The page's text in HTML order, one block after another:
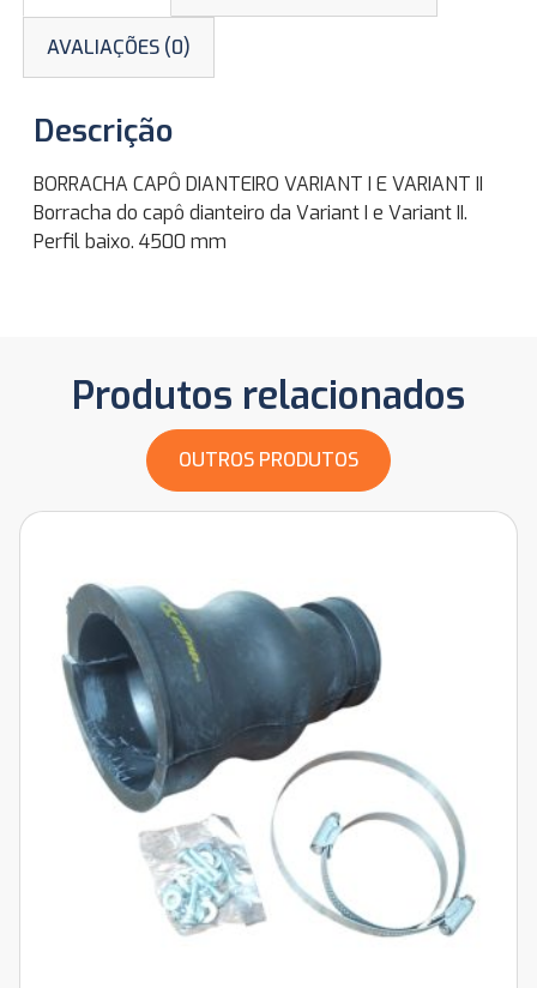
AVALIAÇÕES (0)
Descrição
BORRACHA CAPÔ DIANTEIRO VARIANT I E VARIANT II
Borracha do capô dianteiro da Variant I e Variant II.
Perfil baixo. 4500 mm
Produtos relacionados
OUTROS PRODUTOS